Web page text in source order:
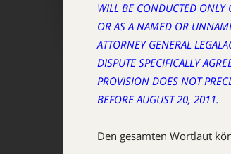
WILL BE CONDUCTED ONLY
OR AS A NAMED OR
ATTORNEY GENERAL
DISPUTE SPECIFICALLY
PROVISION DOES NOT
BEFORE AUGUST 20, 2011.
Den gesamten Wortlaut